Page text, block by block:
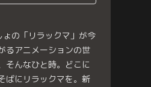
の「リラックマ」が今
るアニメーションの世
そんなひと時。どこに
ばにリラックマを。新